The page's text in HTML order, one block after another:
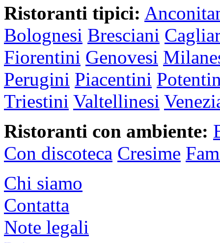
Ristoranti tipici:
Bolognesi Bresciani
Fiorentini Genovesi
Perugini Piacentini
Triestini Valtellinesi
Ristoranti con ambiente:
Con discoteca Cresime
Chi siamo
Contatta
Note legali